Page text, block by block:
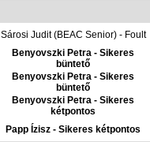
Sárosi Judit (BEAC Senior) - Foult
Benyovszki Petra - Sikeres
büntető
Benyovszki Petra - Sikeres
büntető
Benyovszki Petra - Sikeres
kétpontos
Papp Ízisz - Sikeres kétpontos